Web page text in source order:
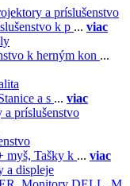
a príslušenstvo
k p ... viac
k herným kon ...
a s ... viac
a príslušenstvo
myš, Tašky k ... viac
a displeje